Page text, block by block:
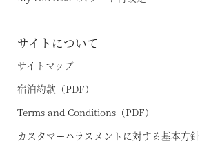
サイトについて
サイトマップ
宿泊約款（PDF）
Terms and Conditions（PDF）
カスタマーハラスメントに対する基本方針